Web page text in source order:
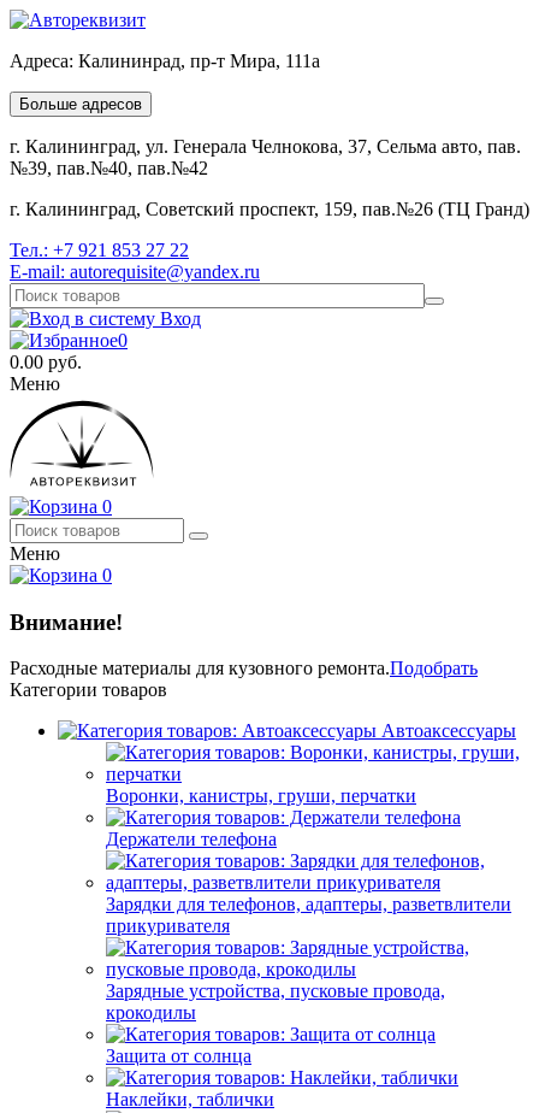
Адреса: Калининрад, пр-т Мира, 111а
Больше адресов
г. Калининград, ул. Генерала Челнокова, 37, Сельма авто, пав.
№39, пав.№40, пав.№42
г. Калининград, Советский проспект, 159, пав.№26 (ТЦ Гранд)
Тел.: +7 921 853 27 22
E-mail: autorequisite@yandex.ru
Вход
0
0.00 руб.
Меню
0
Меню
0
Внимание!
Расходные материалы для кузовного ремонта.Подобрать
Категории товаров
Автоаксессуары
Воронки, канистры, груши, перчатки
Держатели телефона
Зарядки для телефонов, адаптеры, разветвлители
прикуривателя
Зарядные устройства, пусковые провода,
крокодилы
Защита от солнца
Наклейки, таблички